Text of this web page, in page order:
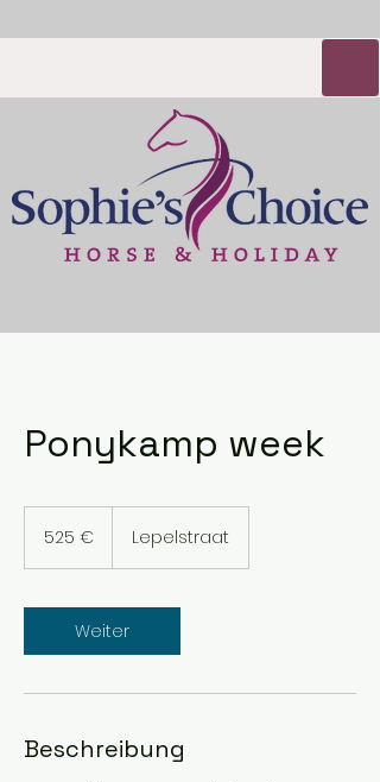
Ponykamp week
525 € Lepelstraat
Weiter
Beschreibung